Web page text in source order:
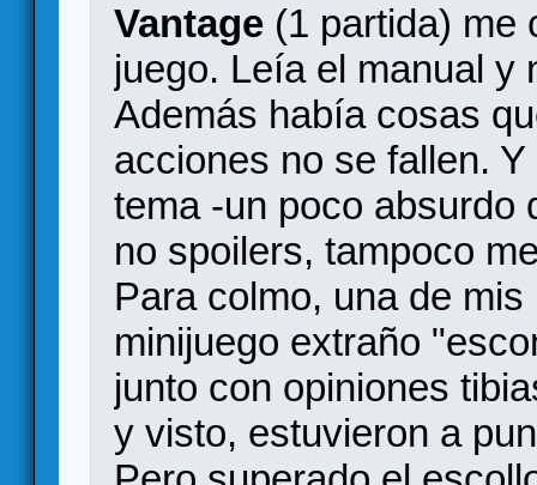
Vantage (1 partida) me
juego. Leía el manual y
Además había cosas
acciones no se fallen.
tema -un poco absurdo
no spoilers, tampoco
Para colmo, una de
minijuego extraño
junto con opiniones
y visto, estuvieron a